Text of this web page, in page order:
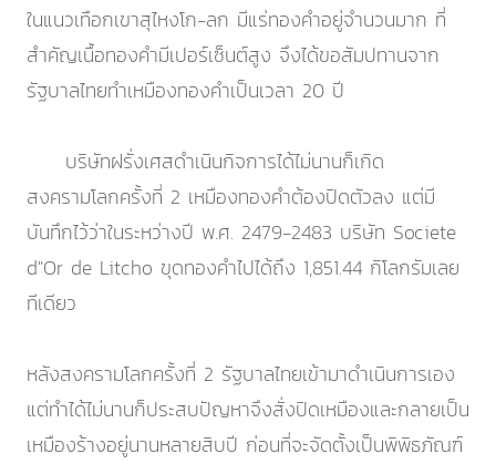
ในแนวเทือกเขาสุไหงโก-ลก มีแร่ทองคำอยู่จำนวนมาก ที่
สำคัญเนื้อทองคำมีเปอร์เซ็นต์สูง จึงได้ขอสัมปทานจาก
รัฐบาลไทยทำเหมืองทองคำเป็นเวลา 20 ปี
บริษัทฝรั่งเศสดำเนินกิจการได้ไม่นานก็เกิด
สงครามโลกครั้งที่ 2 เหมืองทองคำต้องปิดตัวลง แต่มี
บันทึกไว้ว่าในระหว่างปี พ.ศ. 2479-2483 บริษัท Societe
d"Or de Litcho ขุดทองคำไปได้ถึง 1,851.44 กิโลกรัมเลย
ทีเดียว
หลังสงครามโลกครั้งที่ 2 รัฐบาลไทยเข้ามาดำเนินการเอง
แต่ทำได้ไม่นานก็ประสบปัญหาจึงสั่งปิดเหมืองและกลายเป็น
เหมืองร้างอยู่นานหลายสิบปี ก่อนที่จะจัดตั้งเป็นพิพิธภัณฑ์